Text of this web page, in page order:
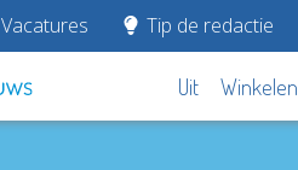
Vacatures Tip de redactie
Uit Winkelen